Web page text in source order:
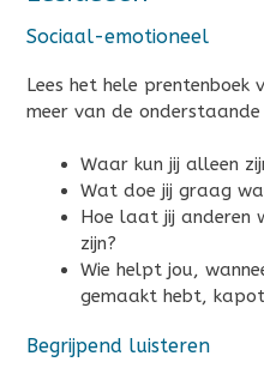
Sociaal-emotioneel
Lees het hele prentenboek
meer van de onderstaande
Waar kun jij alleen
Wat doe jij graag
Hoe laat jij anderen
zijn?
Wie helpt jou,
gemaakt hebt,
Begrijpend luisteren